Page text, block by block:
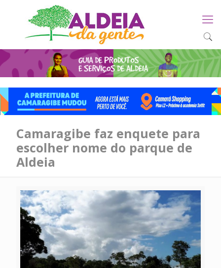
Camaragibe faz enquete para
escolher nome do parque de
Aldeia